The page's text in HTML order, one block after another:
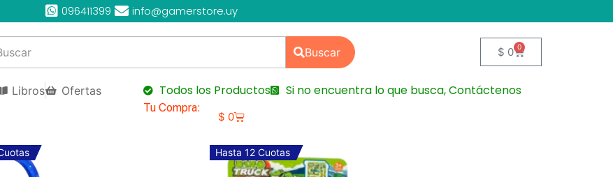
096411399 info@gamerstore.uy
Buscar $ 0 0
Libros Ofertas Todos los Productos Si no encuentra lo que busca, Contáctenos
Tu Compra:
$ 0
Hasta 12 Cuotas